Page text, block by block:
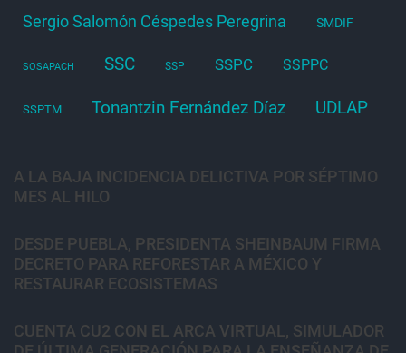
Sergio Salomón Céspedes Peregrina SMDIF
SOSAPACH SSC SSP SSPC SSPPC
SSPTM Tonantzin Fernández Díaz UDLAP
A LA BAJA INCIDENCIA DELICTIVA POR SÉPTIMO
MES AL HILO
DESDE PUEBLA, PRESIDENTA SHEINBAUM FIRMA
DECRETO PARA REFORESTAR A MÉXICO Y
RESTAURAR ECOSISTEMAS
CUENTA CU2 CON EL ARCA VIRTUAL, SIMULADOR